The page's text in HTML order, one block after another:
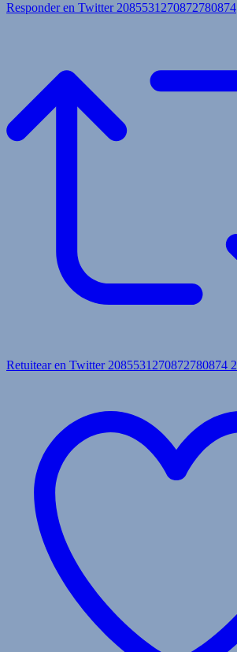
Responder en Twitter 2085531270872780874
Retuitear en Twitter 2085531270872780874 2